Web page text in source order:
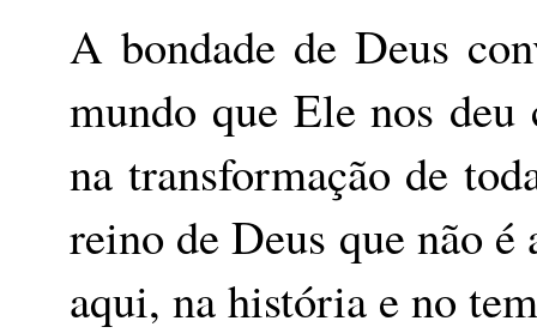
A bondade de Deus
mundo que Ele nos deu
na transformação de
reino de Deus que não é
aqui, na história e no